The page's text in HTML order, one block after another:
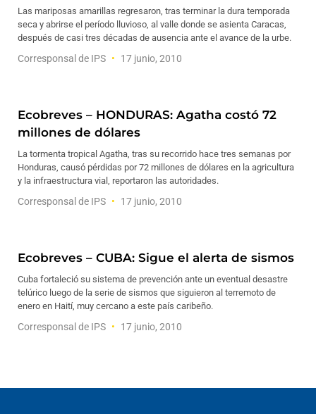
Las mariposas amarillas regresaron, tras terminar la dura temporada
seca y abrirse el período lluvioso, al valle donde se asienta Caracas,
después de casi tres décadas de ausencia ante el avance de la urbe.
Corresponsal de IPS 17 junio, 2010
Ecobreves – HONDURAS: Agatha costó 72
millones de dólares
La tormenta tropical Agatha, tras su recorrido hace tres semanas por
Honduras, causó pérdidas por 72 millones de dólares en la agricultura
y la infraestructura vial, reportaron las autoridades.
Corresponsal de IPS 17 junio, 2010
Ecobreves – CUBA: Sigue el alerta de sismos
Cuba fortaleció su sistema de prevención ante un eventual desastre
telúrico luego de la serie de sismos que siguieron al terremoto de
enero en Haití, muy cercano a este país caribeño.
Corresponsal de IPS 17 junio, 2010